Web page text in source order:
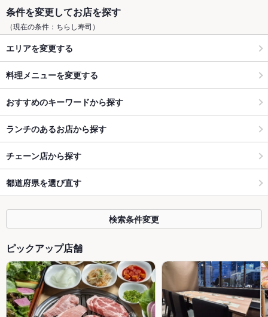
条件を変更してお店を探す
（現在の条件：ちらし寿司）
エリアを変更する
料理メニューを変更する
おすすめのキーワードから探す
ランチのあるお店から探す
チェーン店から探す
都道府県を選び直す
検索条件変更
ピックアップ店舗